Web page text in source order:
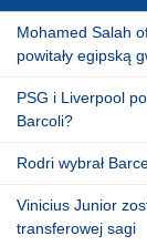
Mohamed Salah
powitały egipską
PSG i Liverpool
Barcoli?
Rodri wybrał
Vinicius Junior
transferowej sagi